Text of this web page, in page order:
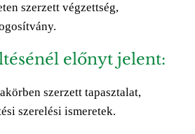
szerzett végzettség,
előnyt jelent:
szerzett tapasztalat,
szerelési ismeretek.